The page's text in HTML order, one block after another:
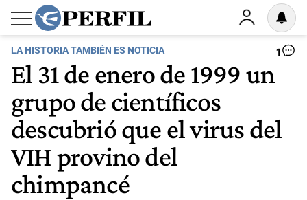
LA HISTORIA TAMBIÉN ES NOTICIA 1
El 31 de enero de 1999 un
grupo de científicos
descubrió que el virus del
VIH provino del
chimpancé